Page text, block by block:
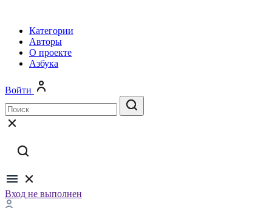
Категории
Авторы
О проекте
Азбука
Войти
Вход не выполнен